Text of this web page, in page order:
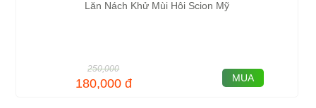
Lăn Nách Khử Mùi Hôi Scion Mỹ
250,000
180,000 đ MUA